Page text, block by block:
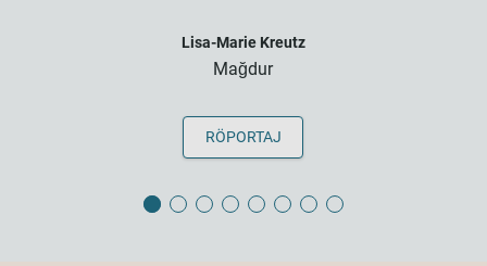
Lisa-Marie Kreutz
Mağdur
RÖPORTAJ